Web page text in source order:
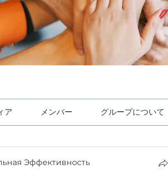
ア メンバー グループについて
Эффективность